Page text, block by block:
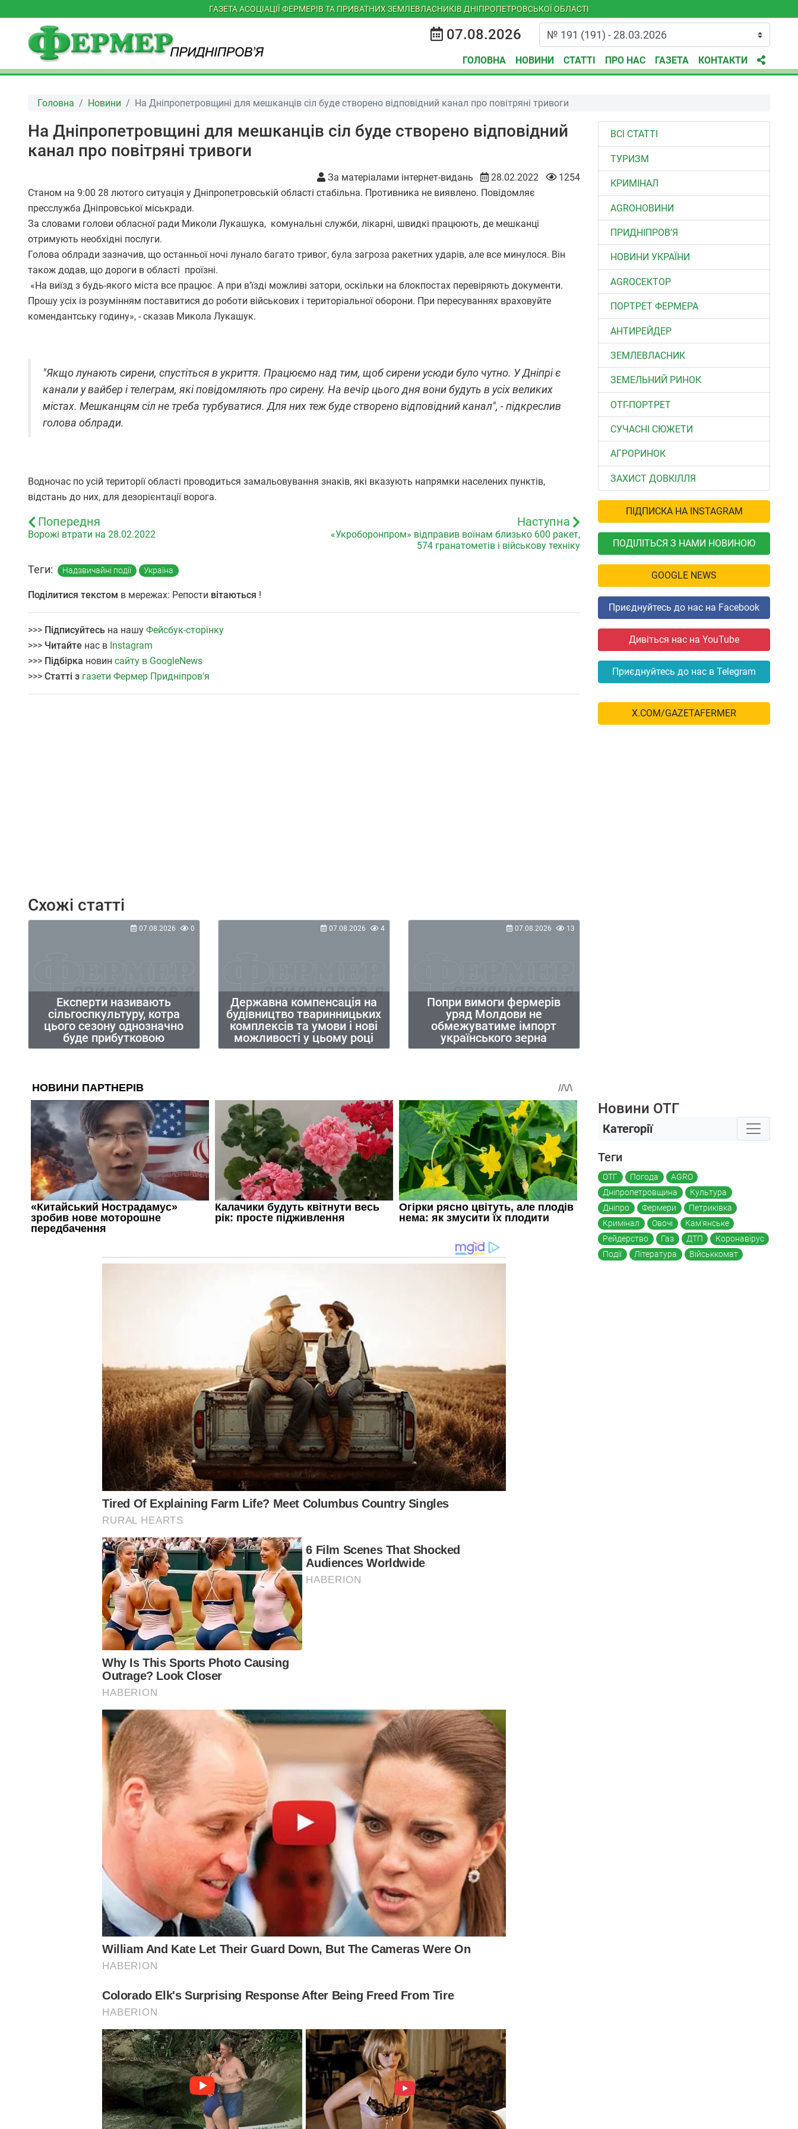
ГАЗЕТА АСОЦІАЦІЇ ФЕРМЕРІВ ТА ПРИВАТНИХ ЗЕМЛЕВЛАСНИКІВ ДНІПРОПЕТРОВСЬКОЇ ОБЛАСТІ
07.08.2026
ГОЛОВНА НОВИНИ СТАТТІ ПРО НАС ГАЗЕТА КОНТАКТИ
Головна Новини На Дніпропетровщині для мешканців сіл буде створено відповідний канал про повітряні тривоги
На Дніпропетровщині для мешканців сіл буде створено відповідний
канал про повітряні тривоги
За матеріалами інтернет-видань 28.02.2022
1254
Станом на 9:00 28 лютого ситуація у Дніпропетровській області стабільна. Противника не виявлено. Повідомляє
пресслужба Дніпровської міськради.
За словами голови обласної ради Миколи Лукашука, комунальні служби, лікарні, швидкі працюють, де мешканці
отримують необхідні послуги.
Голова облради зазначив, що останньої ночі лунало багато тривог, була загроза ракетних ударів, але все минулося. Він
також додав, що дороги в області проїзні.
«На виїзд з будь-якого міста все працює. А при в’їзді можливі затори, оскільки на блокпостах перевіряють документи.
Прошу усіх із розумінням поставитися до роботи військових і територіальної оборони. При пересуваннях враховуйте
комендантську годину», - сказав Микола Лукашук.
"Якщо лунають сирени, спустіться в укриття. Працюємо над тим, щоб сирени усюди було чутно. У Дніпрі є
канали у вайбер і телеграм, які повідомляють про сирену. На вечір цього дня вони будуть в усіх великих
містах. Мешканцям сіл не треба турбуватися. Для них теж буде створено відповідний канал", - підкреслив
голова облради.
Водночас по усій території області проводиться замальовування знаків, які вказують напрямки населених пунктів,
відстань до них, для дезорієнтації ворога.
Попередня
Ворожі втрати на 28.02.2022
Наступна
«Укроборонпром» відправив воїнам близько 600 ракет,
574 гранатометів і військову техніку
Теги: Надзвичайні події Україна
Поділитися текстом в мережах: Репости вітаються !
>>> Підписуйтесь на нашу Фейсбук-сторінку
>>> Читайте нас в Instagram
>>> Підбірка новин сайту в GoogleNews
>>> Статті з газети Фермер Придніпров'я
Схожі статті
Експерти називають
сільгоспкультуру, котра
цього сезону однозначно
буде прибутковою
07.08.2026 0
Державна компенсація на
будівництво тваринницьких
комплексів та умови і нові
можливості у цьому році
07.08.2026 4
Попри вимоги фермерів
уряд Молдови не
обмежуватиме імпорт
українського зерна
07.08.2026 13
ВСІ СТАТТІ
ТУРИЗМ
КРИМІНАЛ
AGROНОВИНИ
ПРИДНІПРОВ’Я
НОВИНИ УКРАЇНИ
АGROСЕКТОР
ПОРТРЕТ ФЕРМЕРА
АНТИРЕЙДЕР
ЗЕМЛЕВЛАСНИК
ЗЕМЕЛЬНИЙ РИНОК
ОТГ-ПОРТРЕТ
СУЧАСНІ СЮЖЕТИ
АГРОРИНОК
ЗАХИСТ ДОВКІЛЛЯ
ПІДПИСКА НА INSTAGRAM
ПОДІЛІТЬСЯ З НАМИ НОВИНОЮ
GOOGLE NEWS
Приєднуйтесь до нас на Facebook
Дивіться нас на YouTube
Приєднуйтесь до нас в Telegram
X.COM/GAZETAFERMER
Новини ОТГ
Категорії
Теги
ОТГ Погода
AGRO
Дніпропетровщина
Культура
Дніпро
Фермери
Петриківка
Кримінал
Овочі
Кам'янське
Рейдерство
Газ ДТП
Коронавірус
Події
Література Військкомат